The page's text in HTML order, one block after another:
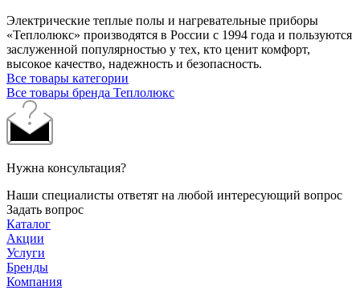
Электрические теплые полы и нагревательные приборы
«Теплолюкс» производятся в России с 1994 года и пользуются
заслуженной популярностью у тех, кто ценит комфорт,
высокое качество, надежность и безопасность.
Все товары категории
Все товары бренда Теплолюкс
Нужна консультация?
Наши специалисты ответят на любой интересующий вопрос
Задать вопрос
Каталог
Акции
Услуги
Бренды
Компания